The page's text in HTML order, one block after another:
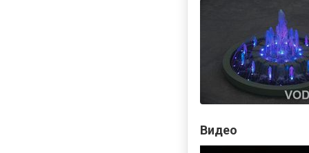
Видео